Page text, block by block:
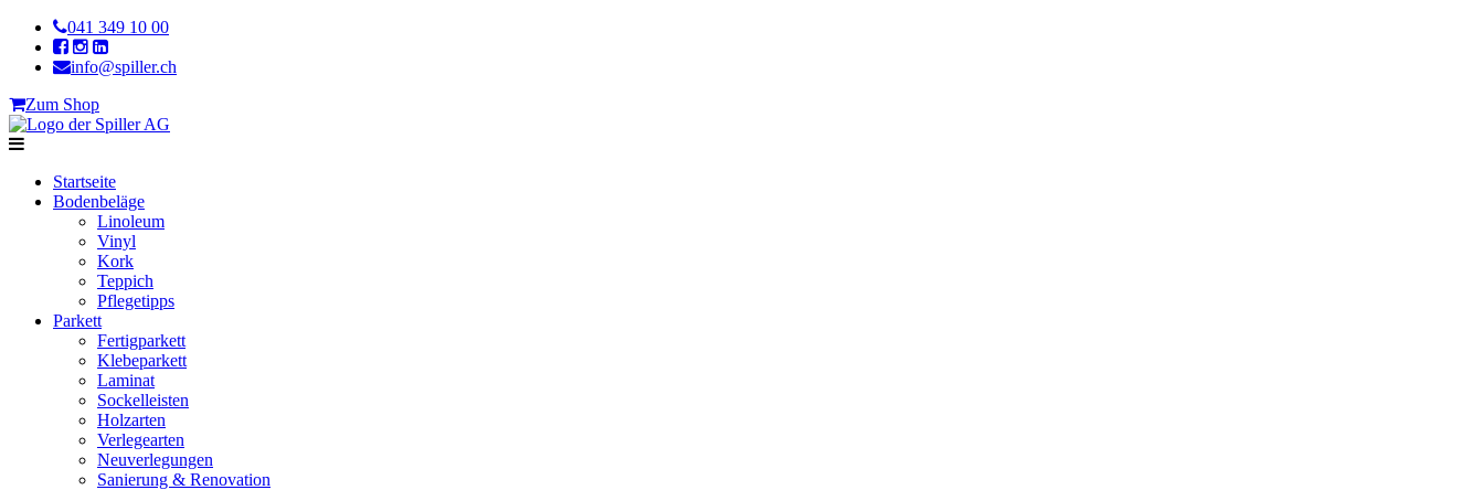
041 349 10 00
info@spiller.ch
Zum Shop
Startseite
Bodenbeläge
Linoleum
Vinyl
Kork
Teppich
Pflegetipps
Parkett
Fertigparkett
Klebeparkett
Laminat
Sockelleisten
Holzarten
Verlegearten
Neuverlegungen
Sanierung & Renovation